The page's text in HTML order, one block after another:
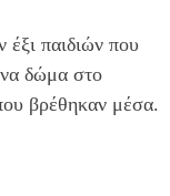
παιδιών που
δώμα στο
βρέθηκαν μέσα.